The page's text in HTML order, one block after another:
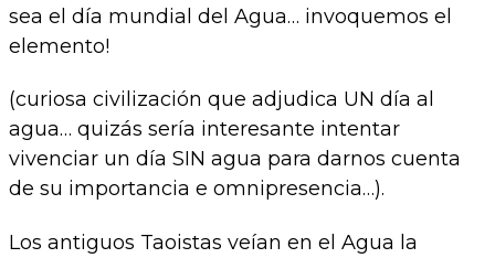
sea el día mundial del Agua… invoquemos el
elemento!
(curiosa civilización que adjudica UN día al
agua… quizás sería interesante intentar
vivenciar un día SIN agua para darnos cuenta
de su importancia e omnipresencia…).
Los antiguos Taoistas veían en el Agua la